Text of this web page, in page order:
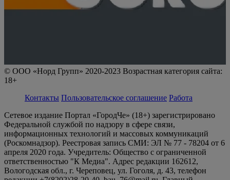
© ООО «Норд Групп» 2020-2023 Возрастная категория сайта:
18+
Контакты Пользовательское соглашение Работа
Сетевое издание Портал «ГородЧе» (18+) зарегистрировано
Федеральной службой по надзору в сфере связи,
информационных технологий и массовых коммуникаций
(Роскомнадзор). Реестровая запись СМИ: ЭЛ № 77 - 78204 от 6
апреля 2020 года. Учредитель: Общество с ограниченной
ответственностью "К Медиа". Адрес редакции 162612,
Вологодская обл., г. Череповец, ул. Гоголя, д. 43, телефон